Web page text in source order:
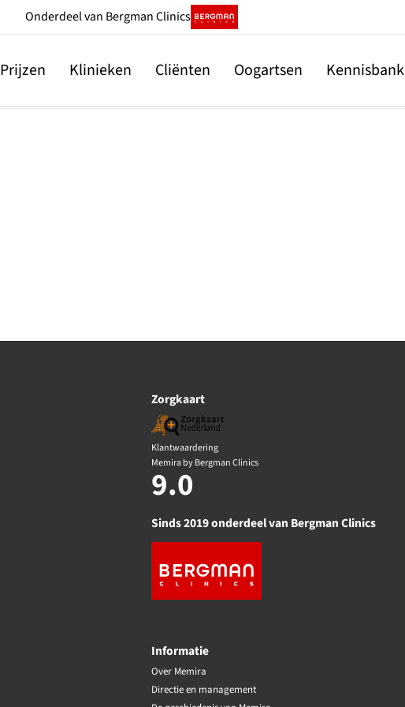
Onderdeelvan Bergman Clinics
Prijzen Klinieken Cliënten Oogartsen Kennisbank
Zorgkaart
Klantwaardering
Memira by Bergman Clinics
9.0
Sinds 2019 onderdeel van Bergman Clinics
Informatie
Over Memira
Directie en management